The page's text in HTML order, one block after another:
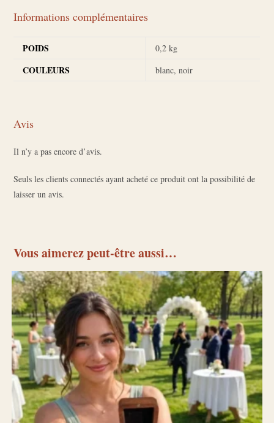
Informations complémentaires
POIDS 0,2 kg
COULEURS blanc, noir
Avis
Il n’y a pas encore d’avis.
Seuls les clients connectés ayant acheté ce produit ont la possibilité de
laisser un avis.
Vous aimerez peut-être aussi…